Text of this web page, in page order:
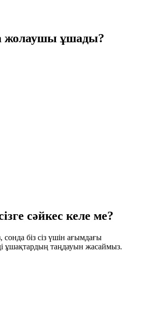
жолаушы ұшады?
сәйкес келе ме?
біз сіз үшін ағымдағы
ұшақтардың таңдауын жасаймыз.